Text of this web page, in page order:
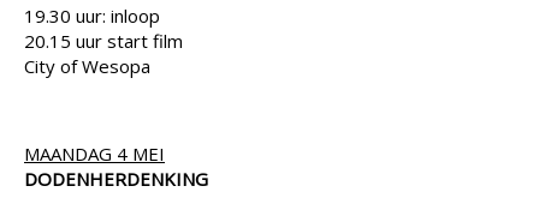
19.30 uur: inloop
20.15 uur start film
City of Wesopa
MAANDAG 4 MEI
DODENHERDENKING